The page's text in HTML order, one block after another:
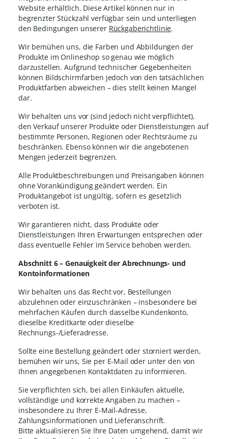
Website erhältlich. Diese Artikel können nur in
begrenzter Stückzahl verfügbar sein und unterliegen
den Bedingungen unserer Rückgaberichtlinie.
Wir bemühen uns, die Farben und Abbildungen der
Produkte im Onlineshop so genau wie möglich
darzustellen. Aufgrund technischer Gegebenheiten
können Bildschirmfarben jedoch von den tatsächlichen
Produktfarben abweichen – dies stellt keinen Mangel
dar.
Wir behalten uns vor (sind jedoch nicht verpflichtet),
den Verkauf unserer Produkte oder Dienstleistungen auf
bestimmte Personen, Regionen oder Rechtsräume zu
beschränken. Ebenso können wir die angebotenen
Mengen jederzeit begrenzen.
Alle Produktbeschreibungen und Preisangaben können
ohne Vorankündigung geändert werden. Ein
Produktangebot ist ungültig, sofern es gesetzlich
verboten ist.
Wir garantieren nicht, dass Produkte oder
Dienstleistungen Ihren Erwartungen entsprechen oder
dass eventuelle Fehler im Service behoben werden.
Abschnitt 6 – Genauigkeit der Abrechnungs- und
Kontoinformationen
Wir behalten uns das Recht vor, Bestellungen
abzulehnen oder einzuschränken – insbesondere bei
mehrfachen Käufen durch dasselbe Kundenkonto,
dieselbe Kreditkarte oder dieselbe
Rechnungs-/Lieferadresse.
Sollte eine Bestellung geändert oder storniert werden,
bemühen wir uns, Sie per E-Mail oder unter den von
Ihnen angegebenen Kontaktdaten zu informieren.
Sie verpflichten sich, bei allen Einkäufen aktuelle,
vollständige und korrekte Angaben zu machen –
insbesondere zu Ihrer E-Mail-Adresse,
Zahlungsinformationen und Lieferanschrift.
Bitte aktualisieren Sie Ihre Daten umgehend, damit wir